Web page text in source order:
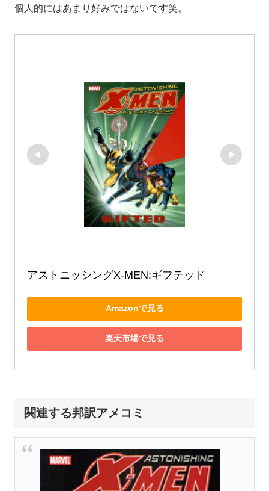
個人的にはあまり好みではないです笑。
アストニッシングX‐MEN:ギフテッド
Amazonで見る
楽天市場で見る
関連する邦訳アメコミ